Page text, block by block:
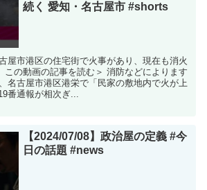
続く 愛知・名古屋市 #shorts
屋市港区の住宅街で火事があり、現在も消火
この動画の記事を読む＞ 消防などによります
名古屋市港区港栄で「民家の敷地内で火が上
番通報が相次ぎ...
【2024/07/08】政治屋の定義 #今
日の話題 #news